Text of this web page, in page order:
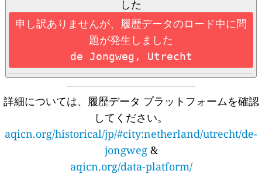
した
申し訳ありませんが、履歴データのロード中に問
題が発生しました
de Jongweg, Utrecht
詳細については、履歴データ プラットフォームを確認
してください。
aqicn.org/historical/jp/#city:netherland/utrecht/de-
jongweg&
aqicn.org/data-platform/